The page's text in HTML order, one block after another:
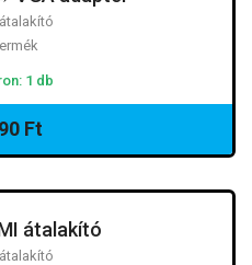
1 db
Ft
átalakító